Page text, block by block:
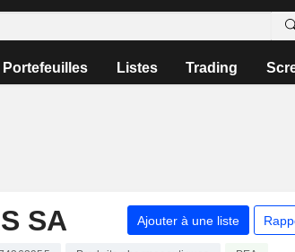
Portefeuilles Listes Trading
SA Ajouter à une liste